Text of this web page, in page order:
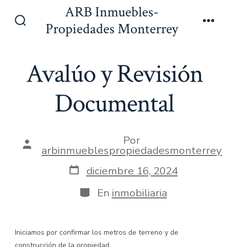
Alternar
ARB Inmuebles-
Propiedades Monterrey
Avalúo y Revisión
Documental
Autor Por
arbinmueblespropiedadesmonterrey
Fecha
de
publicación
diciembre 16, 2024
Categorías
En inmobiliaria
Iniciamos por confirmar los metros de terreno y de